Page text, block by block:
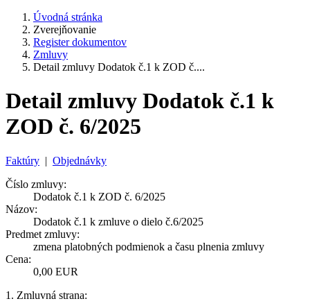
Úvodná stránka
Zverejňovanie
Register dokumentov
Zmluvy
Detail zmluvy Dodatok č.1 k ZOD č....
Detail zmluvy Dodatok č.1 k
ZOD č. 6/2025
Faktúry | Objednávky
Číslo zmluvy:
Dodatok č.1 k ZOD č. 6/2025
Názov:
Dodatok č.1 k zmluve o dielo č.6/2025
Predmet zmluvy:
zmena platobných podmienok a času plnenia zmluvy
Cena:
0,00 EUR
1. Zmluvná strana: